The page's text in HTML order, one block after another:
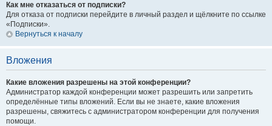
Как мне отказаться от подписки?
Для отказа от подписки перейдите в личный раздел и щёлкните по ссылке
«Подписки».
Вернуться к началу
Вложения
Какие вложения разрешены на этой конференции?
Администратор каждой конференции может разрешить или запретить
определённые типы вложений. Если вы не знаете, какие вложения
разрешены, свяжитесь с администратором конференции для получения
помощи.